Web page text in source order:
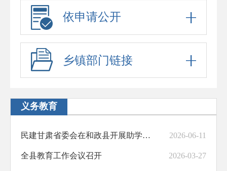
行政事业性收费
政府采购
招考信息
防范化解重大风险
财政资金直达基层
助企纾困
依申请公开
乡镇部门链接
义务教育
民建甘肃省委会在和政县开展助学捐赠活动 2026-06-11
全县教育工作会议召开 2026-03-27